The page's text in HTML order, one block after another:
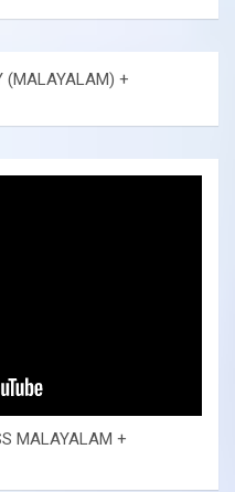
(MALAYALAM) +
MALAYALAM +